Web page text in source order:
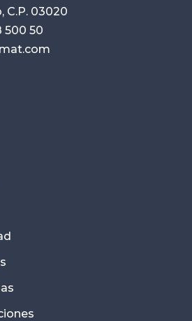
C.P. 03020
500 50